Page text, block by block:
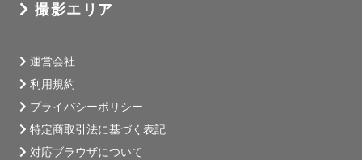
撮影エリア
運営会社
利用規約
プライバシーポリシー
特定商取引法に基づく表記
対応ブラウザについて